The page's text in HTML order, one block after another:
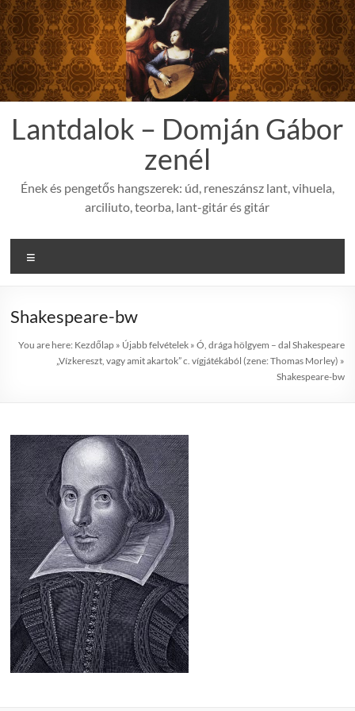
Skip
to
content
Lantdalok – Domján Gábor
zenél
Ének és pengetős hangszerek: úd, reneszánsz lant, vihuela,
arciliuto, teorba, lant-gitár és gitár
Shakespeare-bw
You are here: Kezdőlap» Újabb felvételek» Ó, drága hölgyem – dal Shakespeare
„Vízkereszt, vagy amit akartok” c. vígjátékából (zene: Thomas Morley) »
Shakespeare-bw